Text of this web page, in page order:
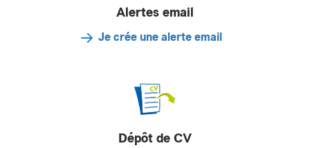
Alertes email
Je crée une alerte email
Dépôt de CV